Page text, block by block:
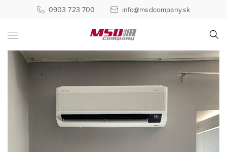
0903 723 700 info@msdcompany.sk